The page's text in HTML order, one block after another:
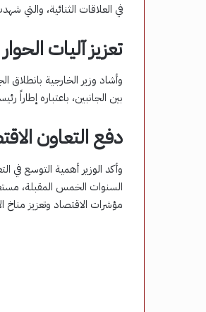
في العلاقات الثنائية، والتي
تعزيز آليات
بين الجانبين، باعتباره إطاراً
دفع التعاون
السنوات الخمس المقبلة،
مؤشرات الاقتصاد وتعزيز مناخ